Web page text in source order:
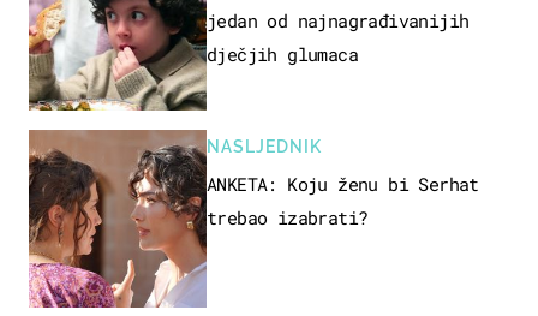
jedan od najnagrađivanijih
dječjih glumaca
NASLJEDNIK
ANKETA: Koju ženu bi Serhat
trebao izabrati?